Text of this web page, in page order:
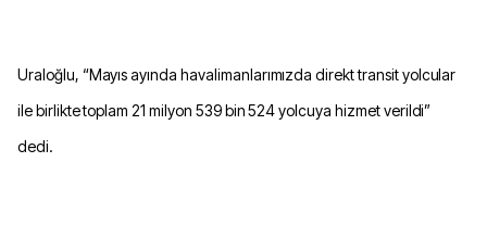
Uraloğlu, “Mayıs ayında havalimanlarımızda direkt transit yolcular
ile birlikte toplam 21 milyon 539 bin 524 yolcuya hizmet verildi”
dedi.